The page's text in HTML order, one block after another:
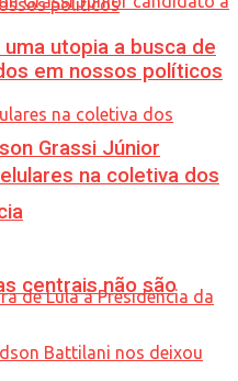
Grassi Júnior
utopia a busca de
em nossos políticos
na coletiva dos
centrais não são